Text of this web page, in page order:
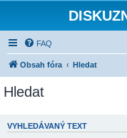
FAQ
Obsah fóra Hledat
Hledat
VYHLEDÁVANÝ TEXT